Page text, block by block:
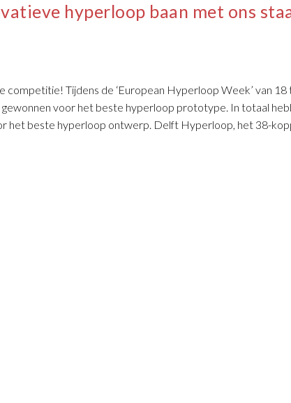
hyperloop baan met ons
Tijdens de ‘European Hyperloop Week’ van 18
voor het beste hyperloop prototype. In totaal
het beste hyperloop ontwerp. Delft Hyperloop, het 38-